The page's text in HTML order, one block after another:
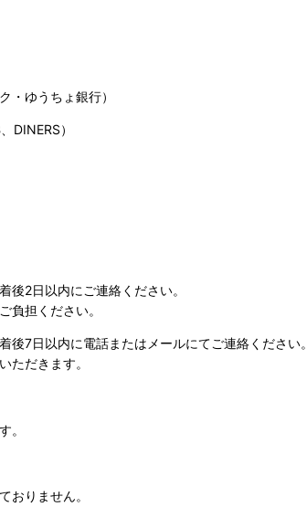
ゆうちょ銀行）
DINERS）
後2日以内にご連絡ください。
負担ください。
7日以内に電話またはメールにてご連絡ください。
ただきます。
。
おりません。